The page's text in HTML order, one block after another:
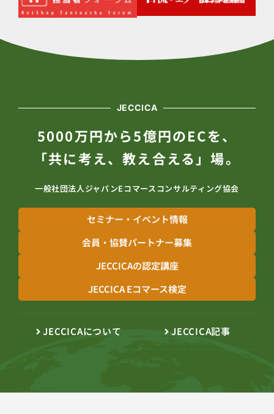
JECCICA
5000万円から5億円のECを、
「共に考え、教え合える」場。
一般社団法人ジャパンEコマースコンサルティング協会
セミナー・イベント情報
会員・協賛パートナー募集
JECCICAの認定講座
JECCICA Eコマース検定
JECCICAについて JECCICA記事